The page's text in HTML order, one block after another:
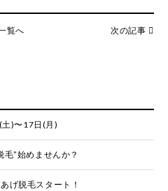
覧へ 次の記事
土)〜17日(月)
”始めませんか？
げ脱毛スタート！